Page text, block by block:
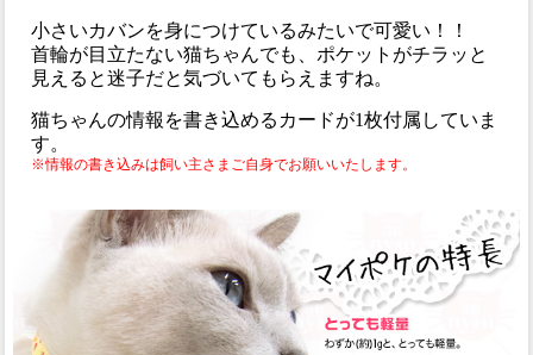
小さいカバンを身につけているみたいで可愛い！！
首輪が目立たない猫ちゃんでも、ポケットがチラッと
見えると迷子だと気づいてもらえますね。
猫ちゃんの情報を書き込めるカードが1枚付属していま
す。
※情報の書き込みは飼い主さまご自身でお願いいたします。